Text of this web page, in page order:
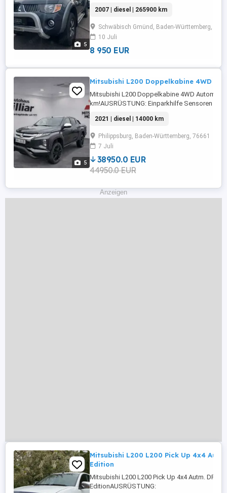
5
...
2007 | diesel | 265900 km
Schwäbisch Gmünd, Baden-Württemberg,
10 Juli
8 950 EUR
5
Mitsubishi L200 Doppelkabine 4WD
Mitsubishi L200 Doppelkabine 4WD
km!AUSRÜSTUNG: Einparkhilfe Sensoren
Radio,Radio,LED-Scheinwerfer,LED-
...
2021 | diesel | 14000 km
Philippsburg, Baden-Württemberg, 76661
7 Juli
38950.0 EUR
44950.0 EUR
Anzeigen
Mitsubishi L200 L200 Pick Up 4x4
Edition
Mitsubishi L200 L200 Pick Up 4x4 Autm. DPF
EditionAUSRÜSTUNG: